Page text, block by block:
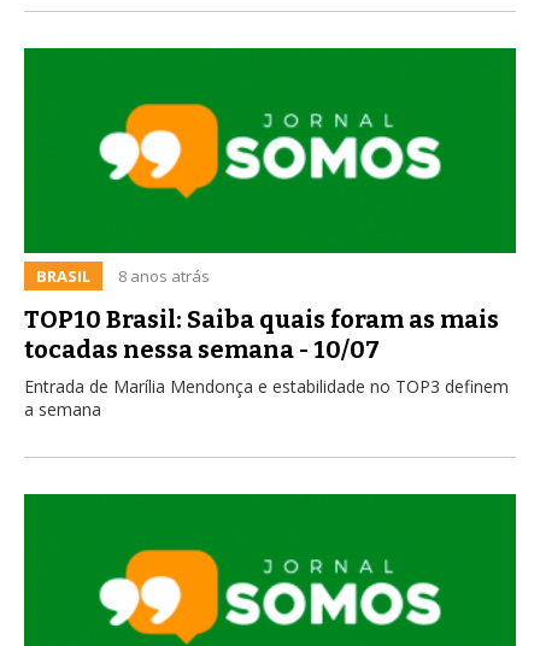
BRASIL 8 anos atrás
TOP10 Brasil: Saiba quais foram as mais
tocadas nessa semana - 10/07
Entrada de Marília Mendonça e estabilidade no TOP3 definem
a semana